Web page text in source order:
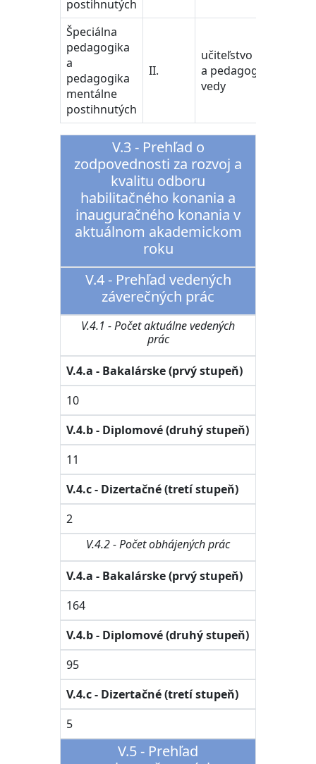
postihnutých
Špeciálna
pedagogika
a
pedagogika
mentálne
postihnutých
II.
učiteľstvo
a pedagogické
vedy
V.3 - Prehľad o
zodpovednosti za rozvoj a
kvalitu odboru
habilitačného konania a
inauguračného konania v
aktuálnom akademickom
roku
V.4 - Prehľad vedených
záverečných prác
V.4.1 - Počet aktuálne vedených
prác
V.4.a - Bakalárske (prvý stupeň)
10
V.4.b - Diplomové (druhý stupeň)
11
V.4.c - Dizertačné (tretí stupeň)
2
V.4.2 - Počet obhájených prác
V.4.a - Bakalárske (prvý stupeň)
164
V.4.b - Diplomové (druhý stupeň)
95
V.4.c - Dizertačné (tretí stupeň)
5
V.5 - Prehľad